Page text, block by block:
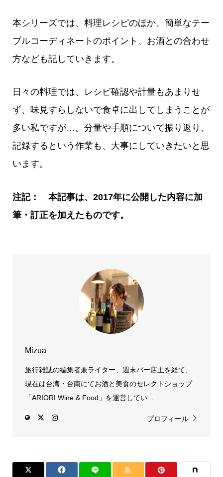
本シリーズでは、料理レシピのほか、簡単なテー
ブルコーディネートのポイント、お酒との合わせ
方なども記していきます。
日々の料理では、レシピ確認や計量もあまりせ
ず、味見すらしないで食卓に出してしまうことが
多い私ですが…。分量や手順について振り返り、
記録するという作業も、大事にしていきたいと思
います。
注記： 本記事は、2017年に公開した内容に加
筆・訂正を加えたものです。
Mizua
旅行雑誌の編集者兼ライター、週末バー店主を経て、
現在は台湾・台南にてお酒と美食のセレクトショップ
「ARIORI Wine & Food」を運営してい...
プロフィール